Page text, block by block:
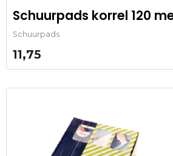
Schuurpads korrel 120
Schuurpads
11,75